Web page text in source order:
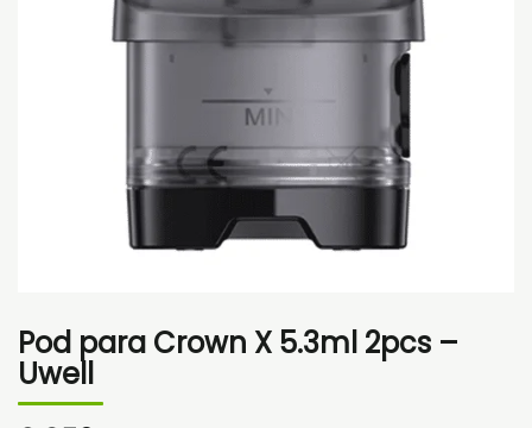
Pod para Crown X 5.3ml 2pcs –
Uwell